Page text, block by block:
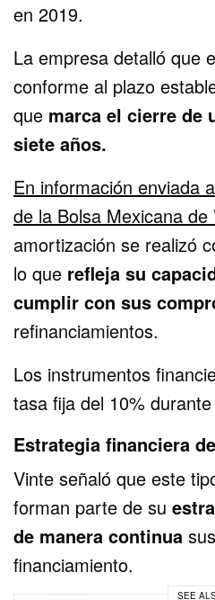
en 2019.
La empresa detalló que
conforme al plazo
que marca el cierre de
siete años.
En información enviada
de la Bolsa Mexicana de
amortización se realizó
lo que refleja su
cumplir con sus
refinanciamientos.
Los instrumentos
tasa fija del 10%
Estrategia financiera
Vinte señaló que este
forman parte de su
de manera continua
financiamiento.
SEE